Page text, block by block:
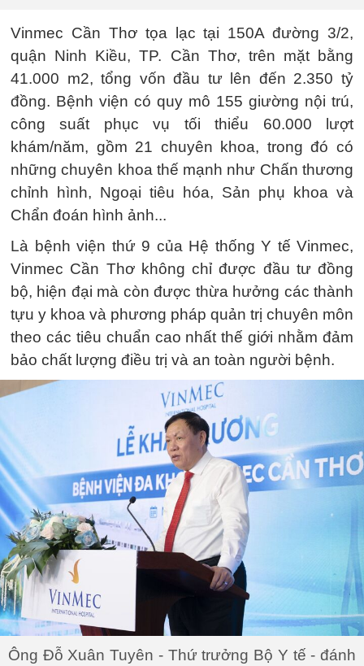
Vinmec Cần Thơ tọa lạc tại 150A đường 3/2,
quận Ninh Kiều, TP. Cần Thơ, trên mặt bằng
41.000 m2, tổng vốn đầu tư lên đến 2.350 tỷ
đồng. Bệnh viện có quy mô 155 giường nội trú,
công suất phục vụ tối thiểu 60.000 lượt
khám/năm, gồm 21 chuyên khoa, trong đó có
những chuyên khoa thế mạnh như Chấn thương
chỉnh hình, Ngoại tiêu hóa, Sản phụ khoa và
Chẩn đoán hình ảnh...
Là bệnh viện thứ 9 của Hệ thống Y tế Vinmec,
Vinmec Cần Thơ không chỉ được đầu tư đồng
bộ, hiện đại mà còn được thừa hưởng các thành
tựu y khoa và phương pháp quản trị chuyên môn
theo các tiêu chuẩn cao nhất thế giới nhằm đảm
bảo chất lượng điều trị và an toàn người bệnh.
Ông Đỗ Xuân Tuyên - Thứ trưởng Bộ Y tế - đánh